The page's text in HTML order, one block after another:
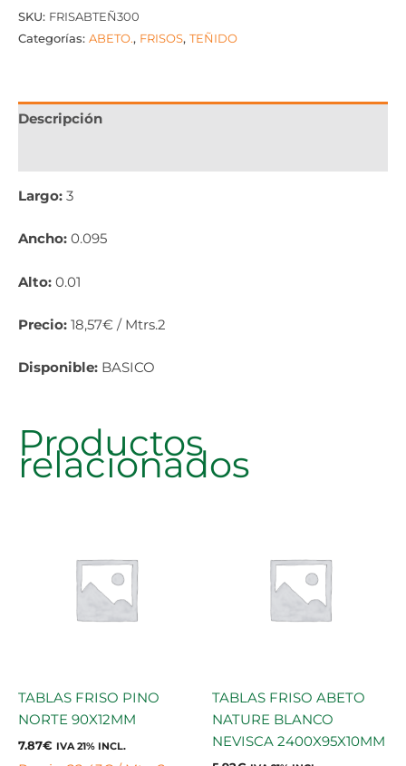
SKU: FRISABTEÑ300
Categorías: ABETO., FRISOS, TEÑIDO
Descripción
Largo: 3
Ancho: 0.095
Alto: 0.01
Precio: 18,57€ / Mtrs.2
Disponible: BASICO
Productos
relacionados
TABLAS FRISO PINO
NORTE 90X12MM
7.87€ IVA 21% INCL.
TABLAS FRISO ABETO
NATURE BLANCO
NEVISCA 2400X95X10MM